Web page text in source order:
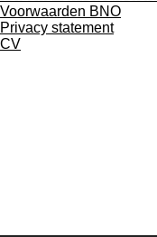
Voorwaarden BNO
Privacy statement
CV